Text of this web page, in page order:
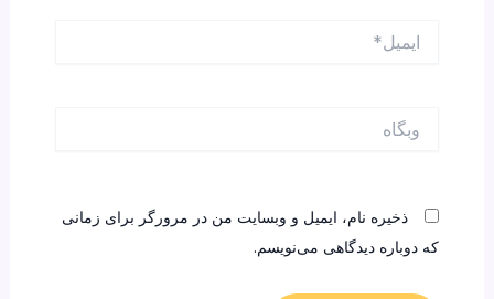
ذخیره نام، ایمیل و وبسایت من در مرورگر برای زمانی
که دوباره دیدگاهی می‌نویسم.